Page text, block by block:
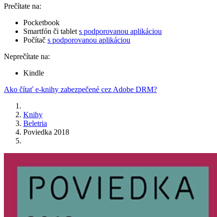
Prečítate na:
Pocketbook
Smartfón či tablet s podporovanou aplikáciou
Počítač s podporovanou aplikáciou
Neprečítate na:
Kindle
Ako čítať e-knihy zabezpečené cez Adobe DRM?
Knihy
Beletria
Poviedka 2018